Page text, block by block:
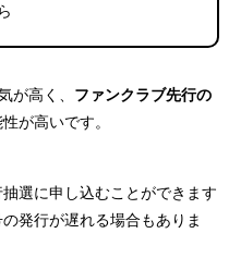
が高く、 ファンクラブ先行の
が高いです。
選に申し込むことができます
発行が遅れる場合もありま